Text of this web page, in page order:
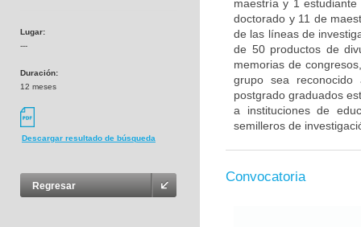
Lugar:
---
Duración:
12 meses
Descargar resultado de búsqueda
Regresar
maestría y 1
doctorado y 11 de
de las líneas de
de 50 productos de
memorias de
grupo sea
postgrado graduados
a instituciones de
semilleros de
Convocatoria